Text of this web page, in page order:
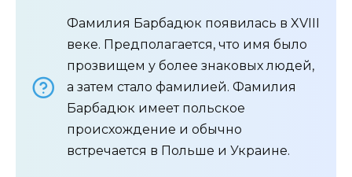
Фамилия Барбадюк появилась в XVIII
веке. Предполагается, что имя было
прозвищем у более знаковых людей,
а затем стало фамилией. Фамилия
Барбадюк имеет польское
происхождение и обычно
встречается в Польше и Украине.